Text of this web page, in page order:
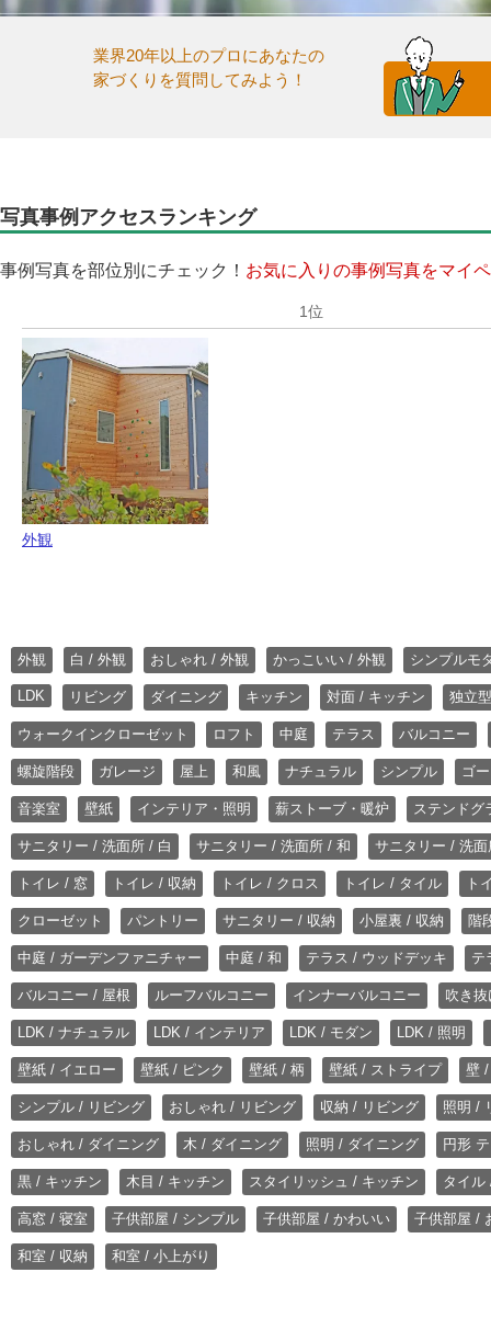
業界20年以上のプロにあなたの
家づくりを質問してみよう！
写真事例アクセスランキング
事例写真を部位別にチェック！ お気に入りの事例写真をマイ
外観
外観 白 / 外観 おしゃれ / 外観 かっこいい / 外観 シンプルモ
LDK リビング ダイニング キッチン 対面 / キッチン 独立
ウォークインクローゼット ロフト 中庭 テラス バルコニー
螺旋階段 ガレージ 屋上 和風 ナチュラル シンプル ゴ
音楽室 壁紙 インテリア・照明 薪ストーブ・暖炉 ステンドグ
サニタリー / 洗面所 / 白 サニタリー / 洗面所 / 和 サニタリー / 洗
トイレ / 窓 トイレ / 収納 トイレ / クロス トイレ / タイル ト
クローゼット パントリー サニタリー / 収納 小屋裏 / 収納 階
中庭 / ガーデンファニチャー 中庭 / 和 テラス / ウッドデッキ テ
バルコニー / 屋根 ルーフバルコニー インナーバルコニー 吹き
LDK / ナチュラル LDK / インテリア LDK / モダン LDK / 照明
壁紙 / イエロー 壁紙 / ピンク 壁紙 / 柄 壁紙 / ストライプ 壁
シンプル / リビング おしゃれ / リビング 収納 / リビング 照明 /
おしゃれ / ダイニング 木 / ダイニング 照明 / ダイニング 円形
黒 / キッチン 木目 / キッチン スタイリッシュ / キッチン タイル
高窓 / 寝室 子供部屋 / シンプル 子供部屋 / かわいい 子供部屋 /
和室 / 収納 和室 / 小上がり